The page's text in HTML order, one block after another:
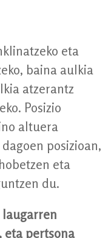
eta
baina aulkia
atzerantz
Posizio
altuera
posizioan,
eta
du.
laugarren
eta pertsona